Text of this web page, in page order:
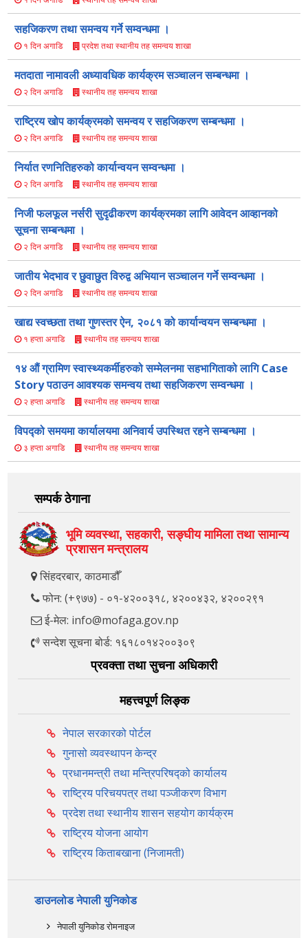
सहजिकरण तथा समन्वय गर्ने सम्वन्धमा ।
१ दिन अगाडि प्रदेश तथा स्थानीय तह समन्वय शाखा
मतदाता नामावली अध्यावधिक कार्यक्रम सञ्चालन सम्बन्धमा ।
२ दिन अगाडि स्थानीय तह समन्वय शाखा
राष्ट्रिय खोप कार्यक्रमको समन्वय र सहजिकरण सम्बन्धमा ।
२ दिन अगाडि स्थानीय तह समन्वय शाखा
निर्यात रणनितिहरुको कार्यान्वयन सम्वन्धमा ।
२ दिन अगाडि स्थानीय तह समन्वय शाखा
निजी फलफूल नर्सरी सुदृढीकरण कार्यक्रमका लागि आवेदन आव्हानको
सूचना सम्बन्धमा ।
२ दिन अगाडि स्थानीय तह समन्वय शाखा
जातीय भेदभाव र छुवाछुत विरुद्व अभियान सञ्चालन गर्ने सम्वन्धमा ।
२ दिन अगाडि स्थानीय तह समन्वय शाखा
खाद्य स्वच्छता तथा गुणस्तर ऐन, २०८१ को कार्यान्वयन सम्बन्धमा ।
१ हप्ता अगाडि स्थानीय तह समन्वय शाखा
१४ औं ग्रामिण स्वास्थ्यकर्मीहरुको सम्मेलनमा सहभागिताको लागि Case
Story पठाउन आवश्यक समन्वय तथा सहजिकरण सम्वन्धमा ।
२ हप्ता अगाडि स्थानीय तह समन्वय शाखा
विपद्को समयमा कार्यालयमा अनिवार्य उपस्थित रहने सम्बन्धमा ।
३ हप्ता अगाडि स्थानीय तह समन्वय शाखा
सम्पर्क ठेगाना
भूमि व्यवस्था, सहकारी, सङ्‍घीय मामिला तथा सामान्य
प्रशासन मन्त्रालय
सिंहदरबार, काठमाडौँ
फोन: (+९७७) - ०१-४२००३१८, ४२००४३२, ४२००२९१
ई-मेल: info@mofaga.gov.np
सन्देश सूचना बोर्ड: १६१८०१४२००३०९
प्रवक्ता तथा सुचना अधिकारी
महत्त्वपूर्ण लिङ्क
नेपाल सरकारको पोर्टल
गुनासो व्यवस्थापन केन्द्र
प्रधानमन्त्री तथा मन्त्रिपरिषद्को कार्यालय
राष्ट्रिय परिचयपत्र तथा पञ्‍जीकरण विभाग
प्रदेश तथा स्थानीय शासन सहयोग कार्यक्रम
राष्ट्रिय योजना आयोग
राष्ट्रिय किताबखाना (निजामती)
डाउनलोड नेपाली युनिकोड
नेपाली युनिकोड रोमनाइज